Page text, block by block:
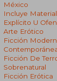
México
Incluye
Explícito U
Arte Erótico
Ficción
Ficción De
Sobrenatural
Ficción Erótica